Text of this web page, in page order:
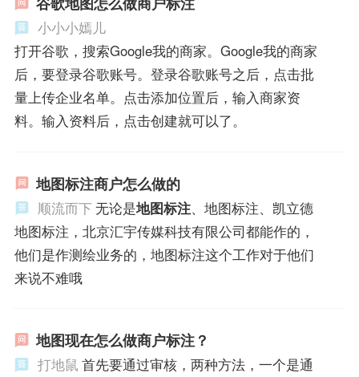
小小小嫣儿
打开谷歌，搜索Google我的商家。Google我的商家
后，要登录谷歌账号。登录谷歌账号之后，点击批
量上传企业名单。点击添加位置后，输入商家资
料。输入资料后，点击创建就可以了。
地图标注商户怎么做的
顺流而下无论是地图标注、地图标注、凯立德
地图标注，北京汇宇传媒科技有限公司都能作的，
他们是作测绘业务的，地图标注这个工作对于他们
来说不难哦
地图现在怎么做商户标注？
打地鼠 首先要通过审核，两种方法，一个是通